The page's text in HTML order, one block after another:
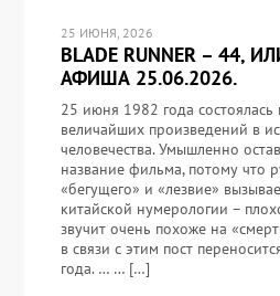
25 ИЮНЯ, 2026
BLADE RUNNER – 44,
АФИША 25.06.2026.
25 июня 1982 года
величайших произведений в
человечества. Умышленно
название фильма, потому что
«бегущего» и «лезвие»
китайской нумерологии –
звучит очень похоже на
в связи с этим пост
года. … … […]